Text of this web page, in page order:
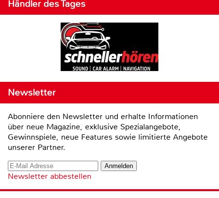
Händler des Tages
Newsletter
Abonniere den Newsletter und erhalte Informationen
über neue Magazine, exklusive Spezialangebote,
Gewinnspiele, neue Features sowie limitierte Angebote
unserer Partner.
Newsletter abbestellen